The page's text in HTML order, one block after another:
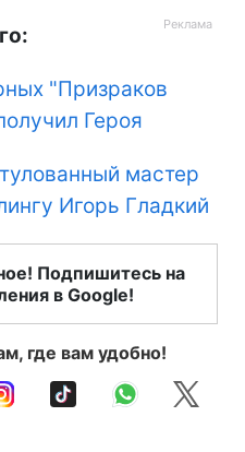
"Призраков
Героя
мастер
Игорь Гладкий
Подпишитесь на
в Google!
где вам удобно!